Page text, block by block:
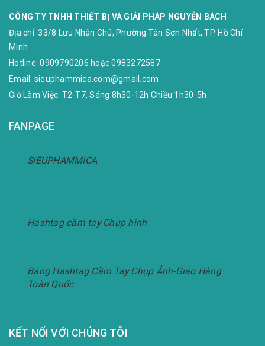
CÔNG TY TNHH THIẾT BỊ VÀ GIẢI PHÁP NGUYỄN BÁCH
Địa chỉ:33/8 Lưu Nhân Chú, Phường Tân Sơn Nhất, TP. Hồ Chí
Minh
Hotline:0909790206 hoặc0983272587
Email: sieuphammica.com@gmail.com
Giờ Làm Việc: T2-T7, Sáng 8h30-12h Chiều 1h30-5h
FANPAGE
SIEUPHAMMICA
Hashtag cầm tay Chụp hình
Bảng Hashtag Cầm Tay Chụp Ảnh-Giao Hàng
Toàn Quốc
KẾT NỐI VỚI CHÚNG TÔI